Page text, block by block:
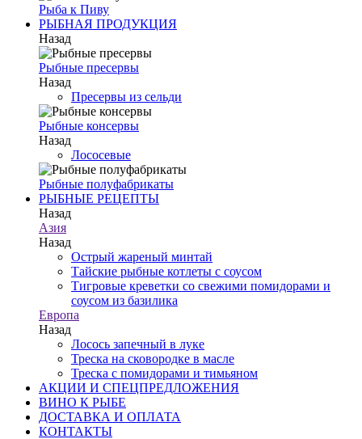
Рыба к Пиву
РЫБНАЯ ПРОДУКЦИЯ
Назад
Рыбные пресервы
Назад
Пресервы из сельди
Рыбные консервы
Назад
Лососевые
Рыбные полуфабрикаты
РЫБНЫЕ РЕЦЕПТЫ
Назад
Азия
Назад
Острый жареный минтай
Тайские рыбные котлеты с соусом
Тигровые креветки со свежими помидорами и
соусом из базилика
Европа
Назад
Лосось запечный в луке
Треска на сковородке в масле
Треска с помидорами и тимьяном
АКЦИИ И СПЕЦПРЕДЛОЖЕНИЯ
ВИНО К РЫБЕ
ДОСТАВКА И ОПЛАТА
КОНТАКТЫ